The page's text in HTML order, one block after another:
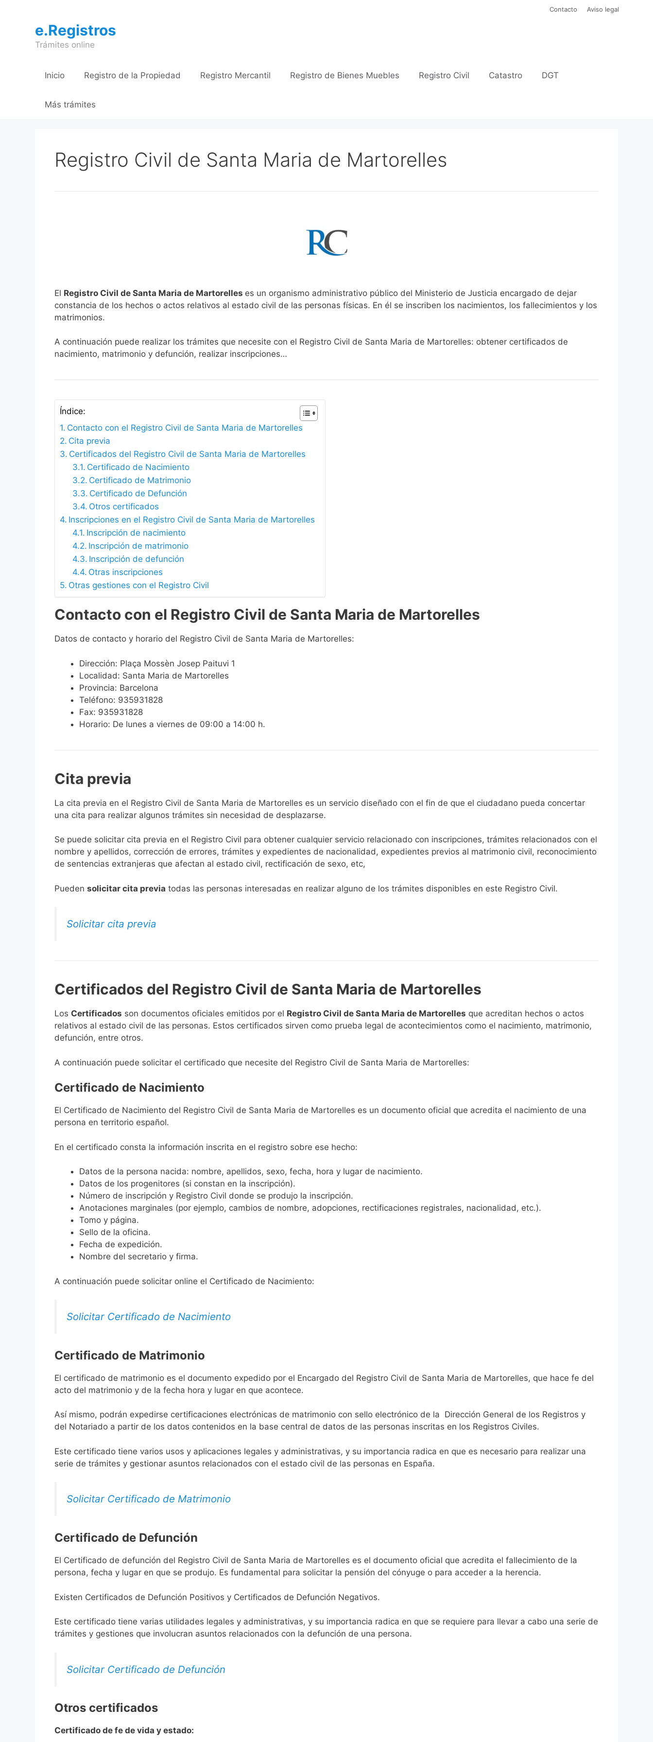
contenido
Contacto Aviso legal
e.Registros
Trámites online
Inicio Registro de la Propiedad Registro Mercantil Registro de Bienes Muebles Registro Civil Catastro DGT
Más trámites
Registro Civil de Santa Maria de Martorelles
El Registro Civil de Santa Maria de Martorelles es un organismo administrativo público del Ministerio de Justicia encargado de dejar
constancia de los hechos o actos relativos al estado civil de las personas físicas. En él se inscriben los nacimientos, los fallecimientos y los
matrimonios.
A continuación puede realizar los trámites que necesite con el Registro Civil de Santa Maria de Martorelles: obtener certificados de
nacimiento, matrimonio y defunción, realizar inscripciones…
Índice:
Contacto con el Registro Civil de Santa Maria de Martorelles
Cita previa
Certificados del Registro Civil de Santa Maria de Martorelles
Certificado de Nacimiento
Certificado de Matrimonio
Certificado de Defunción
Otros certificados
Inscripciones en el Registro Civil de Santa Maria de Martorelles
Inscripción de nacimiento
Inscripción de matrimonio
Inscripción de defunción
Otras inscripciones
Otras gestiones con el Registro Civil
Contacto con el Registro Civil de Santa Maria de Martorelles
Datos de contacto y horario del Registro Civil de Santa Maria de Martorelles:
Dirección: Plaça Mossèn Josep Paituvi 1
Localidad: Santa Maria de Martorelles
Provincia: Barcelona
Teléfono: 935931828
Fax: 935931828
Horario: De lunes a viernes de 09:00 a 14:00 h.
Cita previa
​​​​​​​​​​​​​​​​​​​​​​​​​​​​La cita previa en el Registro Civil de Santa Maria de Martorelles es un servicio diseñado con el fin de que el ciudadano pueda concertar
una cita para realizar algunos trámites sin necesidad de desplazarse.​
Se puede solicitar cita previa en el Registro Civil para obtener cualquier servicio relacionado con inscripciones, trámites relacionados con el
nombre y apellidos, corrección de errores, trámites y expedientes de nacionalidad, expedientes previos al matrimonio civil, reconocimiento
de sentencias extranjeras que afectan al estado civil, rectificación de sexo, etc,
​Pueden solicitar cita previa todas las personas interesadas en realizar alguno de los trámites disponibles en este Registro Civil.​
Solicitar cita previa
Certificados del Registro Civil de Santa Maria de Martorelles
Los Certificados son documentos oficiales emitidos por el Registro Civil de Santa Maria de Martorelles que acreditan hechos o actos
relativos al estado civil de las personas. Estos certificados sirven como prueba legal de acontecimientos como el nacimiento, matrimonio,
defunción, entre otros.
A continuación puede solicitar el certificado que necesite del Registro Civil de Santa Maria de Martorelles:
Certificado de Nacimiento
El Certificado de Nacimiento del Registro Civil de Santa Maria de Martorelles es un documento oficial que acredita el nacimiento de una
persona en territorio español.
En el certificado consta la información inscrita en el registro sobre ese hecho:
Datos de la persona nacida: nombre, apellidos, sexo, fecha, hora y lugar de nacimiento.
Datos de los progenitores (si constan en la inscripción).
Número de inscripción y Registro Civil donde se produjo la inscripción.
Anotaciones marginales (por ejemplo, cambios de nombre, adopciones, rectificaciones registrales, nacionalidad, etc.).
Tomo y página.
Sello de la oficina.
Fecha de expedición.
Nombre del secretario y firma.
A continuación puede solicitar online el Certificado de Nacimiento:
Solicitar Certificado de Nacimiento
Certificado de Matrimonio
El certificado de matrimonio es el documento expedido por el Encargado del Registro Civil de Santa Maria de Martorelles, que hace fe del
acto del matrimonio y de la fecha hora y lugar en que acontece.
Así mismo, podrán expedirse certificaciones electrónicas de matrimonio con sello electrónico de la Dirección General de los Registros y
del Notariado a partir de los datos contenidos en la base central de datos de las personas inscritas en los Registros Civiles.
Este certificado tiene varios usos y aplicaciones legales y administrativas, y su importancia radica en que es necesario para realizar una
serie de trámites y gestionar asuntos relacionados con el estado civil de las personas en España.
Solicitar Certificado de Matrimonio
Certificado de Defunción
El Certificado de defunción del Registro Civil de Santa Maria de Martorelles es el documento oficial que acredita el fallecimiento de la
persona, fecha y lugar en que se produjo. Es fundamental para solicitar la pensión del cónyuge o para acceder a la herencia.
Existen Certificados de Defunción Positivos y Certificados de Defunción Negativos.
Este certificado tiene varias utilidades legales y administrativas, y su importancia radica en que se requiere para llevar a cabo una serie de
trámites y gestiones que involucran asuntos relacionados con la defunción de una persona.
Solicitar Certificado de Defunción
Otros certificados
Certificado de fe de vida y estado: